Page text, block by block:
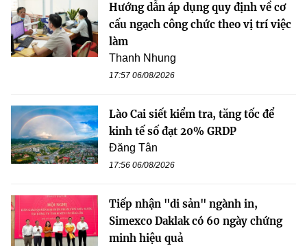
Hướng dẫn áp dụng quy định về cơ
cấu ngạch công chức theo vị trí việc
làm
Thanh Nhung
17:57 06/08/2026
Lào Cai siết kiểm tra, tăng tốc để
kinh tế số đạt 20% GRDP
Đăng Tân
17:56 06/08/2026
Tiếp nhận "di sản" ngành in,
Simexco Daklak có 60 ngày chứng
minh hiệu quả